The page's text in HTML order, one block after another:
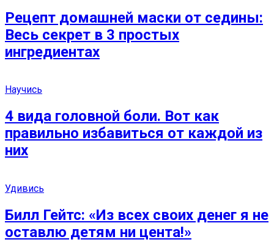
Рецепт домашней маски от седины:
Весь секрет в 3 простых
ингредиентах
Научись
4 вида головной боли. Вот как
правильно избавиться от каждой из
них
Удивись
Билл Гейтс: «Из всех своих денег я не
оставлю детям ни цента!»